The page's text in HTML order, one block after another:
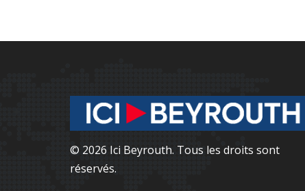
© 2026 Ici Beyrouth. Tous les droits sont
réservés.